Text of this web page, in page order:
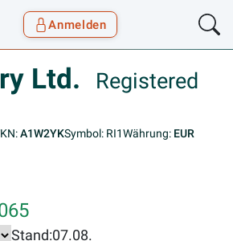
Anmelden
Ltd.
Registered
A1W2YKSymbol: RI1Währung: EUR
Stand:07.08.